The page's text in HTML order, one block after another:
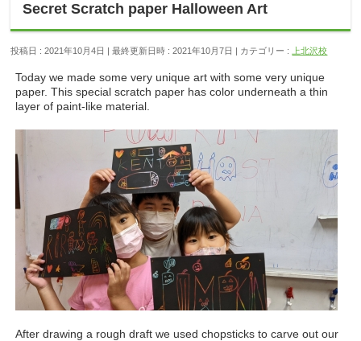
Secret Scratch paper Halloween Art
投稿日 : 2021年10月4日 最終更新日時 : 2021年10月7日 カテゴリー : 上北沢校
Today we made some very unique art with some very unique
paper. This special scratch paper has color underneath a thin
layer of paint-like material.
After drawing a rough draft we used chopsticks to carve out our